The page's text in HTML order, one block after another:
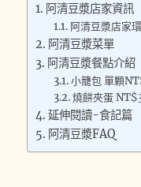
阿清豆漿店家資訊
阿清豆漿店家
阿清豆漿菜單
阿清豆漿餐點介紹
小籠包 單顆
燒餅夾蛋
延伸閱讀-食記篇
阿清豆漿FAQ